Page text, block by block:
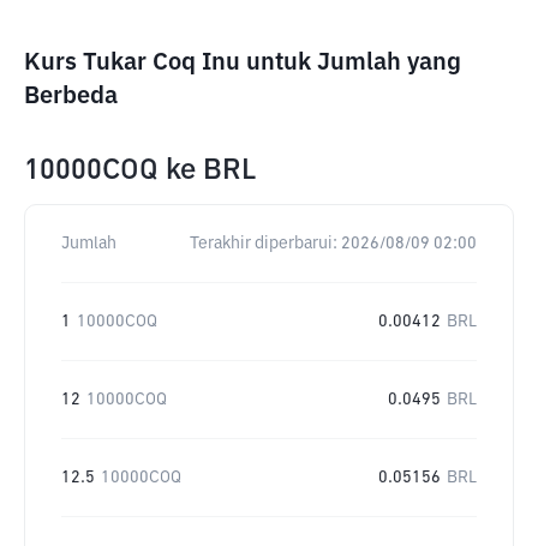
Kurs Tukar Coq Inu untuk Jumlah yang
Berbeda
10000COQ ke BRL
Jumlah Terakhir diperbarui: 2026/08/09 02:00
1 10000COQ 0.00412 BRL
12 10000COQ 0.0495 BRL
12.5 10000COQ 0.05156 BRL